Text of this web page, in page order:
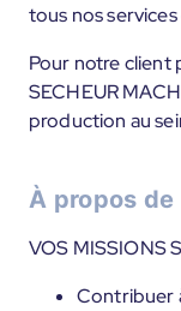
tous nos
Pour notre client
SECHEUR
production au
À propos de
VOS MISSIONS
Contribuer